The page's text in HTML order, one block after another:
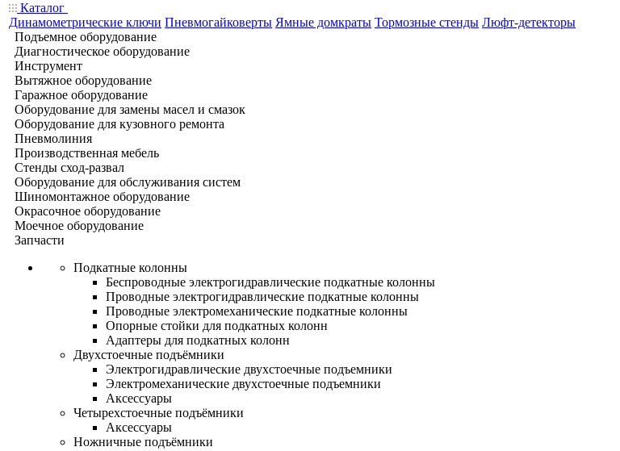
Каталог
Динамометрические ключи Пневмогайковерты Ямные домкраты Тормозные стенды Люфт-детекторы
Подъемное оборудование
Диагностическое оборудование
Инструмент
Вытяжное оборудование
Гаражное оборудование
Оборудование для замены масел и смазок
Оборудование для кузовного ремонта
Пневмолиния
Производственная мебель
Стенды сход-развал
Оборудование для обслуживания систем
Шиномонтажное оборудование
Окрасочное оборудование
Моечное оборудование
Запчасти
Подкатные колонны
Беспроводные электрогидравлические подкатные колонны
Проводные электрогидравлические подкатные колонны
Проводные электромеханические подкатные колонны
Опорные стойки для подкатных колонн
Адаптеры для подкатных колонн
Двухстоечные подъёмники
Электрогидравлические двухстоечные подъемники
Электромеханические двухстоечные подъемники
Аксессуары
Четырехстоечные подъёмники
Аксессуары
Ножничные подъёмники